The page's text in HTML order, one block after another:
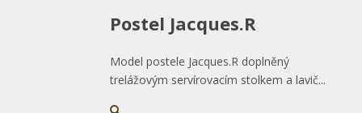
Postel Jacques.R
Model postele Jacques.R doplněný
trelážovým servírovacím stolkem a lavič...